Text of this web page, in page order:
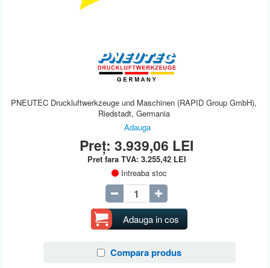
PNEUTEC Druckluftwerkzeuge und Maschinen (RAPID Group GmbH),
Riedstadt, Germania
Adauga
Preț:3.939,06 LEI
Pret fara TVA: 3.255,42 LEI
Intreaba stoc
Adauga in cos
Compara produs